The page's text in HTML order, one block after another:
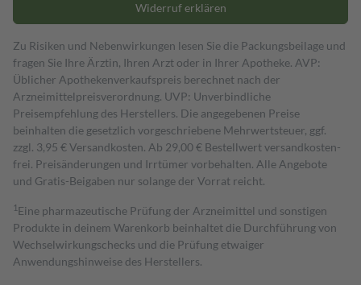
Widerruf erklären
Zu Risiken und Nebenwirkungen lesen Sie die Packungsbeilage und
fragen Sie Ihre Ärztin, Ihren Arzt oder in Ihrer Apotheke. AVP:
Üblicher Apothekenverkaufspreis berechnet nach der
Arzneimittelpreisverordnung. UVP: Unverbindliche
Preisempfehlung des Herstellers. Die angegebenen Preise
beinhalten die gesetzlich vorgeschriebene Mehrwertsteuer, ggf.
zzgl. 3,95 € Versandkosten. Ab 29,00 € Bestell­wert versand­kosten­
frei. Preisänderungen und Irrtümer vorbehalten. Alle Angebote
und Gratis-Beigaben nur solange der Vorrat reicht.
1 Eine pharmazeutische Prüfung der Arzneimittel und sonstigen
Produkte in deinem Warenkorb beinhaltet die Durchführung von
Wechselwirkungschecks und die Prüfung etwaiger
Anwendungshinweise des Herstellers.